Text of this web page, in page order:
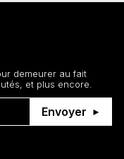
demeurer au fait
et plus encore.
Envoyer